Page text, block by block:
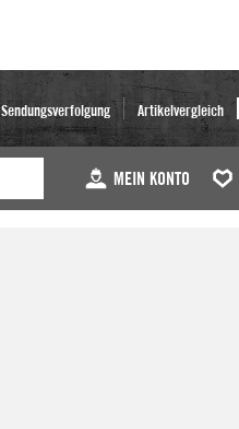
Sendungsverfolgung Artikelvergleich
MEIN KONTO